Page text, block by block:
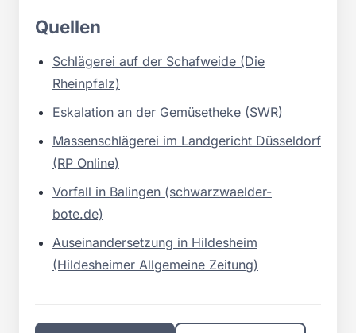
Quellen
Schlägerei auf der Schafweide (Die
Rheinpfalz)
Eskalation an der Gemüsetheke (SWR)
Massenschlägerei im Landgericht Düsseldorf
(RP Online)
Vorfall in Balingen (schwarzwaelder-
bote.de)
Auseinandersetzung in Hildesheim
(Hildesheimer Allgemeine Zeitung)